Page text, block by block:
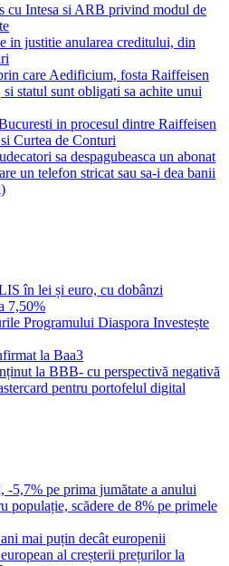
cu Intesa si ARB privind modul de
in justitie anularea creditului, din
care Aedificium, fosta Raiffeisen
statul sunt obligati sa achite unui
in procesul dintre Raiffeisen
Curtea de Conturi
sa despagubeasca un abonat
un telefon stricat sau sa-i dea banii
în lei și euro, cu dobânzi
7,50%
Programului Diaspora Investește
la Baa3
la BBB- cu perspectivă negativă
pentru portofelul digital
-5,7% pe prima jumătate a anului
populație, scădere de 8% pe primele
mai puțin decât europenii
al creșterii prețurilor la